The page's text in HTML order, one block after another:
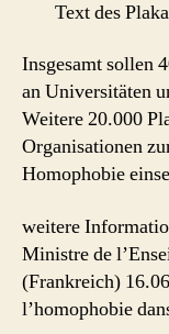
Text des
Insgesamt sollen
an Universitäten
Weitere 20.000
Organisationen
Homophobie
weitere
Ministre de
(Frankreich)
l’homophobie